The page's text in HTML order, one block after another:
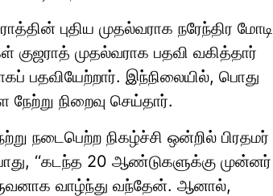
புதிய முதல்வராக நரேந்திர மோடி
முதல்வராக பதவி வகித்தார்
பதவியேற்றார். இந்நிலையில், பொது
நிறைவு செய்தார்.
நடைபெற்ற நிகழ்ச்சி ஒன்றில் பிரதமர்
‘‘கடந்த 20 ஆண்டுகளுக்கு முன்னர்
வாழ்ந்து வந்தேன். ஆனால்,